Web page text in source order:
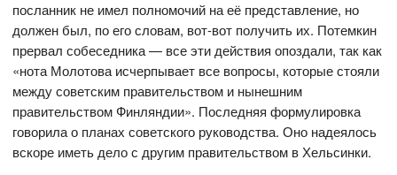
посланник не имел полномочий на её представление, но
должен был, по его словам, вот-вот получить их. Потемкин
прервал собеседника — все эти действия опоздали, так как
«нота Молотова исчерпывает все вопросы, которые стояли
между советским правительством и нынешним
правительством Финляндии». Последняя формулировка
говорила о планах советского руководства. Оно надеялось
вскоре иметь дело с другим правительством в Хельсинки.